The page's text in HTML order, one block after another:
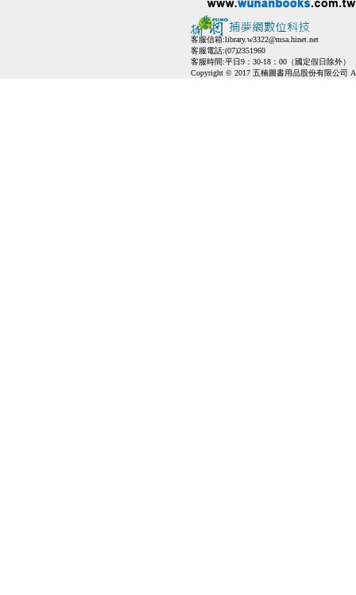
客服信箱:library.w3322@msa.hinet.net
客服電話:(07)2351960
客服時間:平日9：30-18：00（國定假日除外）
Copyright © 2017 五楠圖書用品股份有限公司